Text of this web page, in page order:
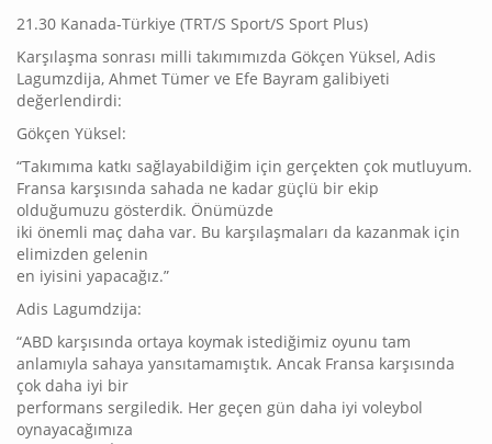
21.30 Kanada-Türkiye (TRT/S Sport/S Sport Plus)
Karşılaşma sonrası milli takımımızda Gökçen Yüksel, Adis
Lagumzdija, Ahmet Tümer ve Efe Bayram galibiyeti
değerlendirdi:
Gökçen Yüksel:
“Takımıma katkı sağlayabildiğim için gerçekten çok mutluyum.
Fransa karşısında sahada ne kadar güçlü bir ekip
olduğumuzu gösterdik. Önümüzde
iki önemli maç daha var. Bu karşılaşmaları da kazanmak için
elimizden gelenin
en iyisini yapacağız.”
Adis Lagumdzija:
“ABD karşısında ortaya koymak istediğimiz oyunu tam
anlamıyla sahaya yansıtamamıştık. Ancak Fransa karşısında
çok daha iyi bir
performans sergiledik. Her geçen gün daha iyi voleybol
oynayacağımıza